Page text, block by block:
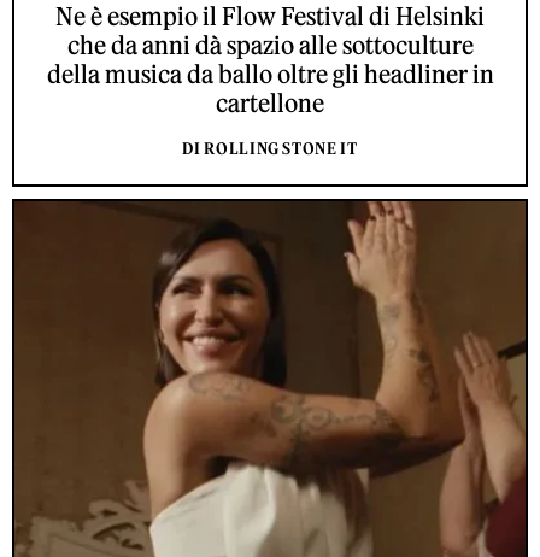
Ne è esempio il Flow Festival di Helsinki
che da anni dà spazio alle sottoculture
della musica da ballo oltre gli headliner in
cartellone
DI ROLLING STONE IT